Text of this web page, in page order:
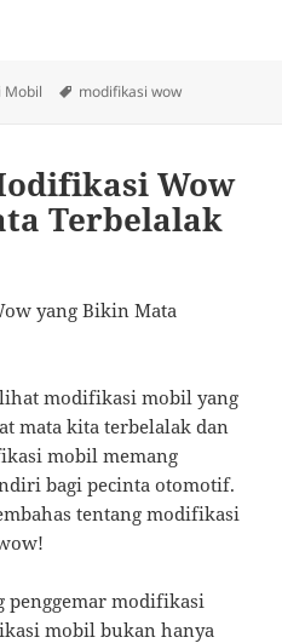
Mobil Tags
modifikasi wow
Wow
Terbelalak
yang Bikin Mata
modifikasi mobil yang
mata kita terbelalak dan
mobil memang
bagi pecinta otomotif.
tentang modifikasi
penggemar modifikasi
mobil bukan hanya